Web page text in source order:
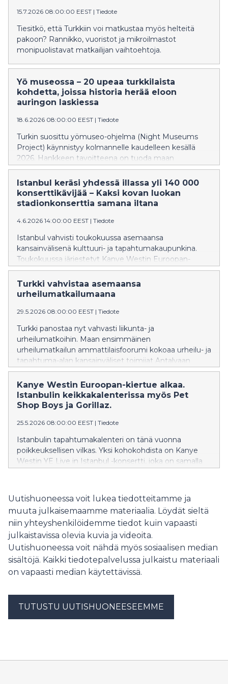
15.7.2026 08:00:00 EEST | Tiedote
Tiesitkö, että Turkkiin voi matkustaa myös helteitä
pakoon? Rannikko, vuoristot ja mikroilmastot
monipuolistavat matkailijan vaihtoehtoja.
Yö museossa – 20 upeaa turkkilaista
kohdetta, joissa historia herää eloon
auringon laskiessa
18.6.2026 08:00:00 EEST | Tiedote
Turkin suosittu yömuseo-ohjelma (Night Museums
Project) käynnistyy kolmannelle kaudelleen kesällä
2026. Hankkeen tavoitteena on tuoda maan
kulttuuriperintöä helpommin matkailijoiden ulottuville
– myös normaalien aukioloaikojen ulkopuolella.
Istanbul keräsi yhdessä illassa yli 140 000
konserttikävijää – Kaksi kovan luokan
stadionkonserttia samana iltana
4.6.2026 14:00:00 EEST | Tiedote
Istanbul vahvisti toukokuussa asemaansa
kansainvälisenä kulttuuri- ja tapahtumakaupunkina.
Toukokuussa järjestetyt Kanye Westin Euroopan-
kiertueen avauskonsertti sekä maailmankuulun
tenorin Andrea Bocellin stadionkonsertti keräsivät
yhteensä yli 140 000 musiikin ystävää eri puolilta
Turkki vahvistaa asemaansa
urheilumatkailumaana
29.5.2026 08:00:00 EEST | Tiedote
Turkki panostaa nyt vahvasti liikunta- ja
urheilumatkoihin. Maan ensimmäinen
urheilumatkailun ammattilaisfoorumi kokoaa urheilu- ja
tapahtuma-alan kansainväliset toimijat Antalyaan
touko-kesäkuussa 2026.
Kanye Westin Euroopan-kiertue alkaa.
Istanbulin keikkakalenterissa myös Pet
Shop Boys ja Gorillaz.
25.5.2026 08:00:00 EEST | Tiedote
Istanbulin tapahtumakalenteri on tänä vuonna
poikkeuksellisen vilkas. Yksi kohokohdista on Kanye
Westin YE Live in Istanbul -konsertti, joka on samalla
Uutishuoneessa voit lukea tiedotteitamme ja
muuta julkaisemaamme materiaalia. Löydät sieltä
niin yhteyshenkilöidemme tiedot kuin vapaasti
julkaistavissa olevia kuvia ja videoita.
Uutishuoneessa voit nähdä myös sosiaalisen median
sisältöjä. Kaikki tiedotepalvelussa julkaistu materiaali
on vapaasti median käytettävissä.
TUTUSTU UUTISHUONEESEEMME